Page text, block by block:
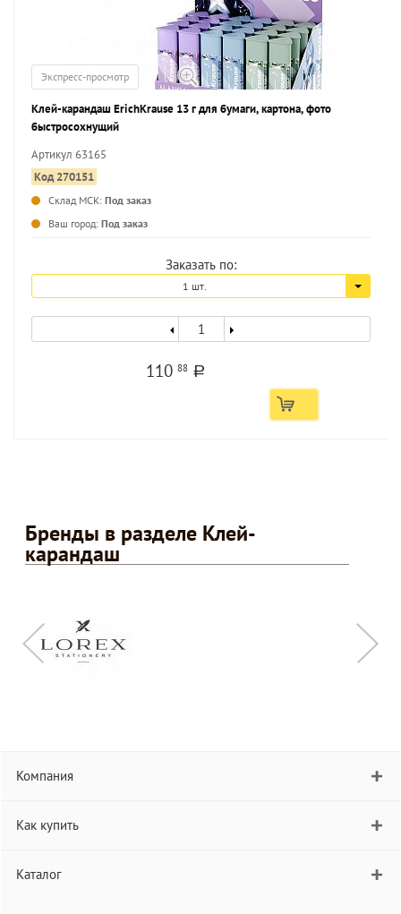
Экспресс-просмотр
Клей-карандаш ErichKrause 13 г для бумаги, картона, фото
быстросохнущий
Артикул 63165
Код 270151
Склад МСК: Под заказ
Ваш город: Под заказ
Заказать по:
1 шт.
11088 a
Бренды в разделе Клей-
карандаш
Компания
Как купить
Каталог